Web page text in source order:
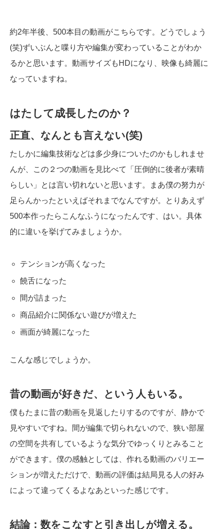
約2年半後、500本目の動画がこちらです。どうでしょう
(笑)ずいぶんと喋り方や編集が変わっていることがわか
るかと思います。動画サイズもHDになり、映像も綺麗に
なっていますね。
はたして成長したのか？
正直、なんとも言えない(笑)
たしかに編集技術などは多少身についたのかもしれませ
んが、この２つの動画を見比べて「圧倒的に後者が素晴
らしい」とは言い切れないと思います。まあ僕の努力が
足らんかったといえばそれまでなんですが。とりあえず
500本作ったらこんなふうになったんです、はい。具体
的に違いを挙げてみましょうか。
テンションが高くなった
饒舌になった
間が詰まった
商品紹介に関係ない遊びが増えた
画面が綺麗になった
こんな感じでしょうか。
昔の動画が好きだ、という人もいる。
僕もたまに昔の動画を見返したりするのですが、静かで
見やすいですね。間が編集で切られないので、狭い部屋
の空間を共有しているような気分でゆっくりとみること
ができます。僕の感触としては、作れる動画のバリエー
ションが増えただけで、動画の評価は結局見る人の好み
によって違ってくるよなあといった感じです。
結論：数をこなすと引き出しが増える。